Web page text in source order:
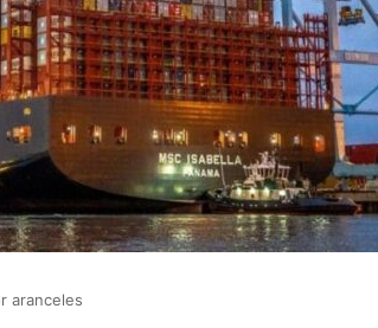
aranceles